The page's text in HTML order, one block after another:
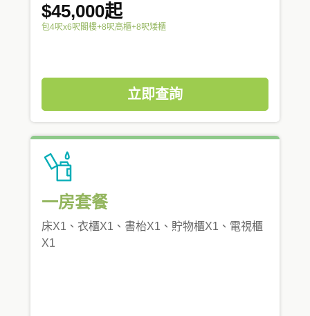
$45,000起
包4呎x6呎閣樓+8呎高櫃+8呎矮櫃
立即查詢
一房套餐
床X1、衣櫃X1、書枱X1、貯物櫃X1、電視櫃
X1